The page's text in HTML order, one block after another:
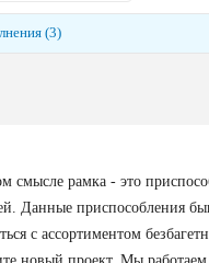
(3)
смысле рамка - это
Данные приспособления
с ассортиментом